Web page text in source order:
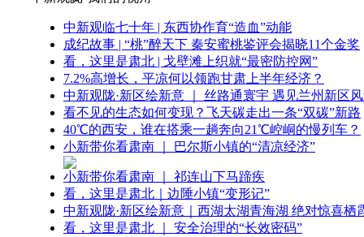
中新观临七十年 | 东西协作育“造血”动能
成纪故事 | “桃”醉天下 秦安蜜桃鉴评会揭晓11个金奖
看，这里是肃北 | 戈壁滩上织就“最密防控网”
7.2%高增长，平凉何以领跑甘肃上半年经济？
中新观陇·新区绘新意 ｜ 丝路通寰宇 遇见兰州新区
看不见的生态如何变现？飞天碳走出一条“双碳”新路
40℃的西安，谁在搭乘一趟奔向21℃崆峒的慢列车？
小新带你看肃南 ｜ 巴尔斯小镇的“清凉经济”
小新带你看肃南 ｜ 祁连山下马蹄疾
看，这里是肃北｜边陲小镇“变形记”
中新观陇·新区绘新意｜西湖太湖青海湖 绝对惊喜栖
看，这里是肃北 ｜ 安全治理的“长效密码”